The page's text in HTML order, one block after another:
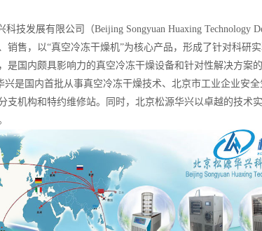
技发展有限公司（Beijing Songyuan Huaxing Technology
销售，以“真空冷冻干燥机”为核心产品，形成了针对科研
是国内颇具影响力的真空冷冻干燥设备和针对性解决方案的
是国内首批从事真空冷冻干燥技术、北京市工业企业安全
支机构和特约维修站。同时，北京松源华兴以卓越的技术